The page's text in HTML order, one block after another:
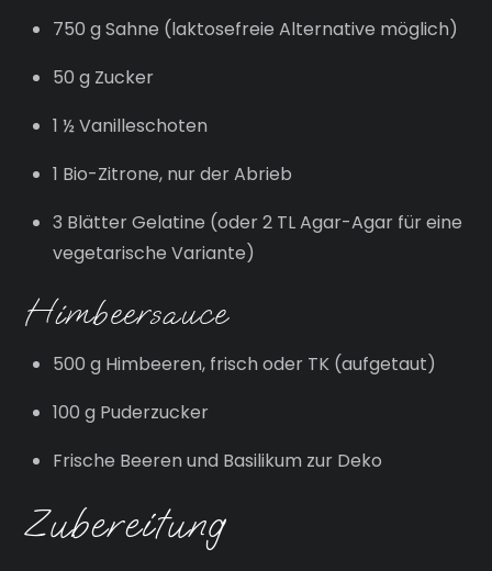
750 g Sahne (laktosefreie Alternative möglich)
50 g Zucker
1 ½ Vanilleschoten
1 Bio-Zitrone, nur der Abrieb
3 Blätter Gelatine (oder 2 TL Agar-Agar für eine
vegetarische Variante)
Himbeersauce
500 g Himbeeren, frisch oder TK (aufgetaut)
100 g Puderzucker
Frische Beeren und Basilikum zur Deko
Zubereitung